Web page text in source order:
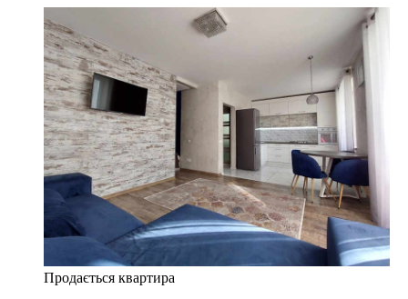
Продається квартира